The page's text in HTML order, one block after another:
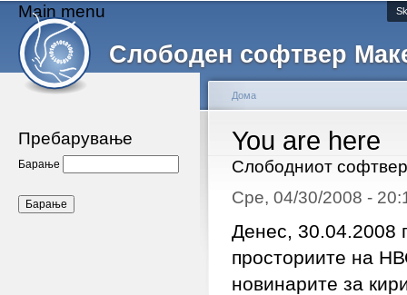
Слободен софтвер
Main menu
Пребарување
Барање
You are here
Дома
Слободниот
Сре, 04/30/2008 -
Денес, 30.04.2008
просториите на
новинарите за